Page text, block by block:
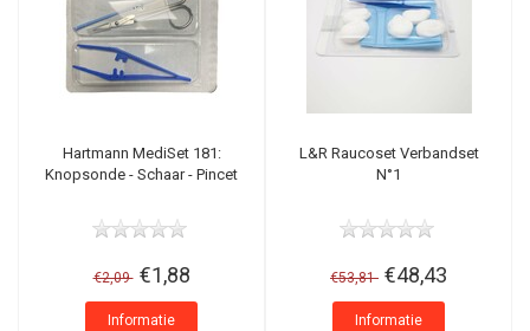
Hartmann MediSet 181:
Knopsonde - Schaar - Pincet
€2,09 €1,88
Informatie
L&R Raucoset Verbandset
N°1
€53,81 €48,43
Informatie